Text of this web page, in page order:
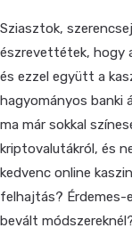
Sziasztok,
észrevettétek, hogy
és ezzel együtt a
hagyományos banki
ma már sokkal
kriptovalutákról, és
kedvenc online
felhajtás? Érdemes-
bevált